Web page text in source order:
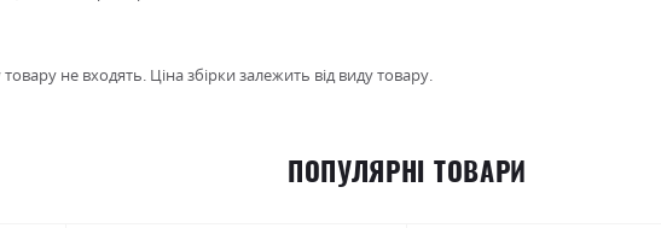
не входять. Ціна збірки залежить від виду товару.
ПОПУЛЯРНІ ТОВАРИ